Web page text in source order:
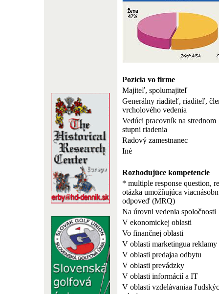
Pozícia vo firme
Majiteľ, spolumajiteľ
Generálny riaditeľ, riaditeľ,
vrcholového vedenia
Vedúci pracovník na strednom
stupni riadenia
Radový zamestnanec
Iné
Rozhodujúce kompetencie
* multiple response question,
otázka umožňujúca
odpoveď (MRQ)
Na úrovni vedenia spoločnosti
V ekonomickej oblasti
Vo finančnej oblasti
V oblasti marketingua reklamy
V oblasti predajaa odbytu
V oblasti prevádzky
V oblasti informácií a IT
V oblasti vzdelávaniaa